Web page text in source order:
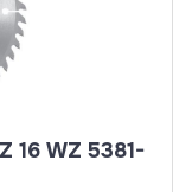
16 WZ 5381-